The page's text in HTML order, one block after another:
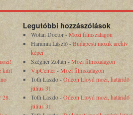
kiírt
28.
Legutóbbi hozzászólások
Wotan Doctor-Mozi filmszalagon
Haramia László-Budapesti mozik archív
képei
Szégner Zoltán -Mozi filmszalagon
VipCenter-Mozi filmszalagon
Toth Laszlo-Odeon Lloyd mozi, határidő
július 31.
Toth Laszlo-Odeon Lloyd mozi, határidő
július 31.